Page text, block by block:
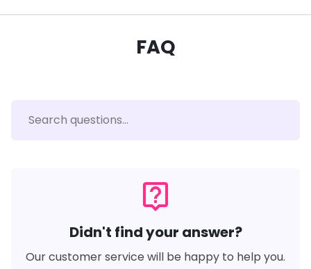
FAQ
live_help
Didn't find your answer?
Our customer service will be happy to help you.